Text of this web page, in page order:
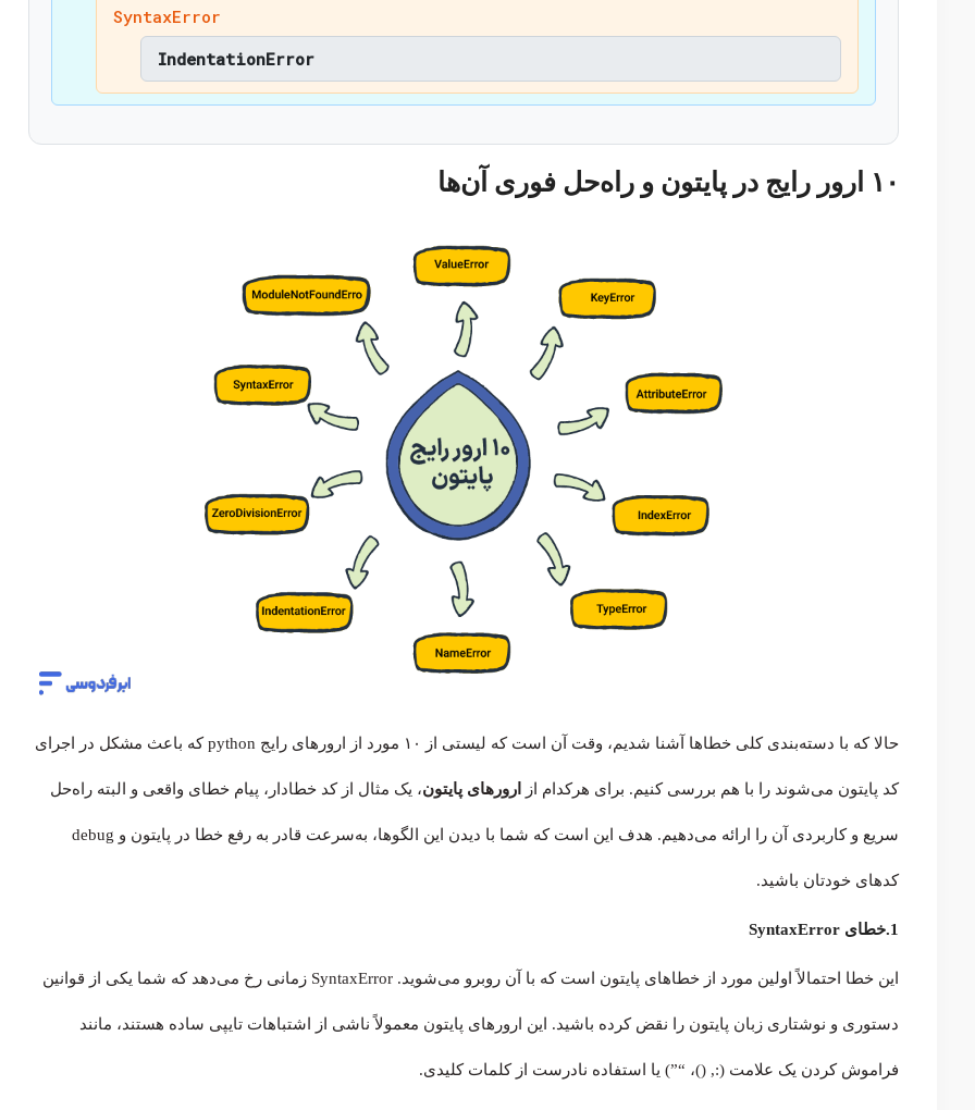
SyntaxError
IndentationError
۱۰ ارور رایج در پایتون و راه‌حل فوری آن‌ها
حالا که با دسته‌بندی کلی خطاها آشنا شدیم، وقت آن است که لیستی از ۱۰ مورد از ارورهای رایج python که باعث مشکل در اجرای
کد پایتون می‌شوند را با هم بررسی کنیم. برای هرکدام از ارورهای پایتون، یک مثال از کد خطا‌دار، پیام خطای واقعی و البته راه‌حل
سریع و کاربردی آن را ارائه می‌دهیم. هدف این است که شما با دیدن این الگوها، به‌سرعت قادر به رفع خطا در پایتون و debug
کدهای خودتان باشید.
1.خطای SyntaxError
این خطا احتمالاً اولین مورد از خطاهای پایتون است که با آن روبرو می‌شوید. SyntaxError زمانی رخ می‌دهد که شما یکی از قوانین
دستوری و نوشتاری زبان پایتون را نقض کرده باشید. این ارورهای پایتون معمولاً ناشی از اشتباهات تایپی ساده هستند، مانند
فراموش کردن یک علامت (:, ()، “”) یا استفاده نادرست از کلمات کلیدی.